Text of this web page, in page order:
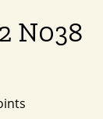
N038